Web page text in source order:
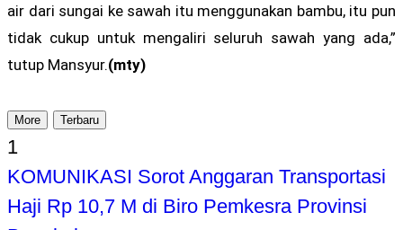
air dari sungai ke sawah itu menggunakan bambu, itu pun
tidak cukup untuk mengaliri seluruh sawah yang ada,”
tutup Mansyur.(mty)
More Terbaru
1
KOMUNIKASI Sorot Anggaran Transportasi
Haji Rp 10,7 M di Biro Pemkesra Provinsi